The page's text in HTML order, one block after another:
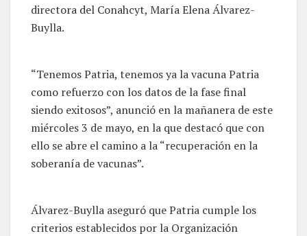
directora del Conahcyt, María Elena Álvarez-
Buylla.
“Tenemos Patria, tenemos ya la vacuna Patria
como refuerzo con los datos de la fase final
siendo exitosos”, anunció en la mañanera de este
miércoles 3 de mayo, en la que destacó que con
ello se abre el camino a la “recuperación en la
soberanía de vacunas”.
Álvarez-Buylla aseguró que Patria cumple los
criterios establecidos por la Organización